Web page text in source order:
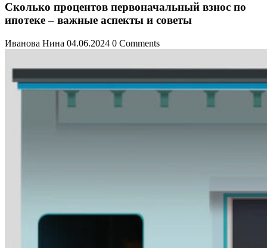
Сколько процентов первоначальный взнос по
ипотеке – важные аспекты и советы
Иванова Нина 04.06.2024 0 Comments